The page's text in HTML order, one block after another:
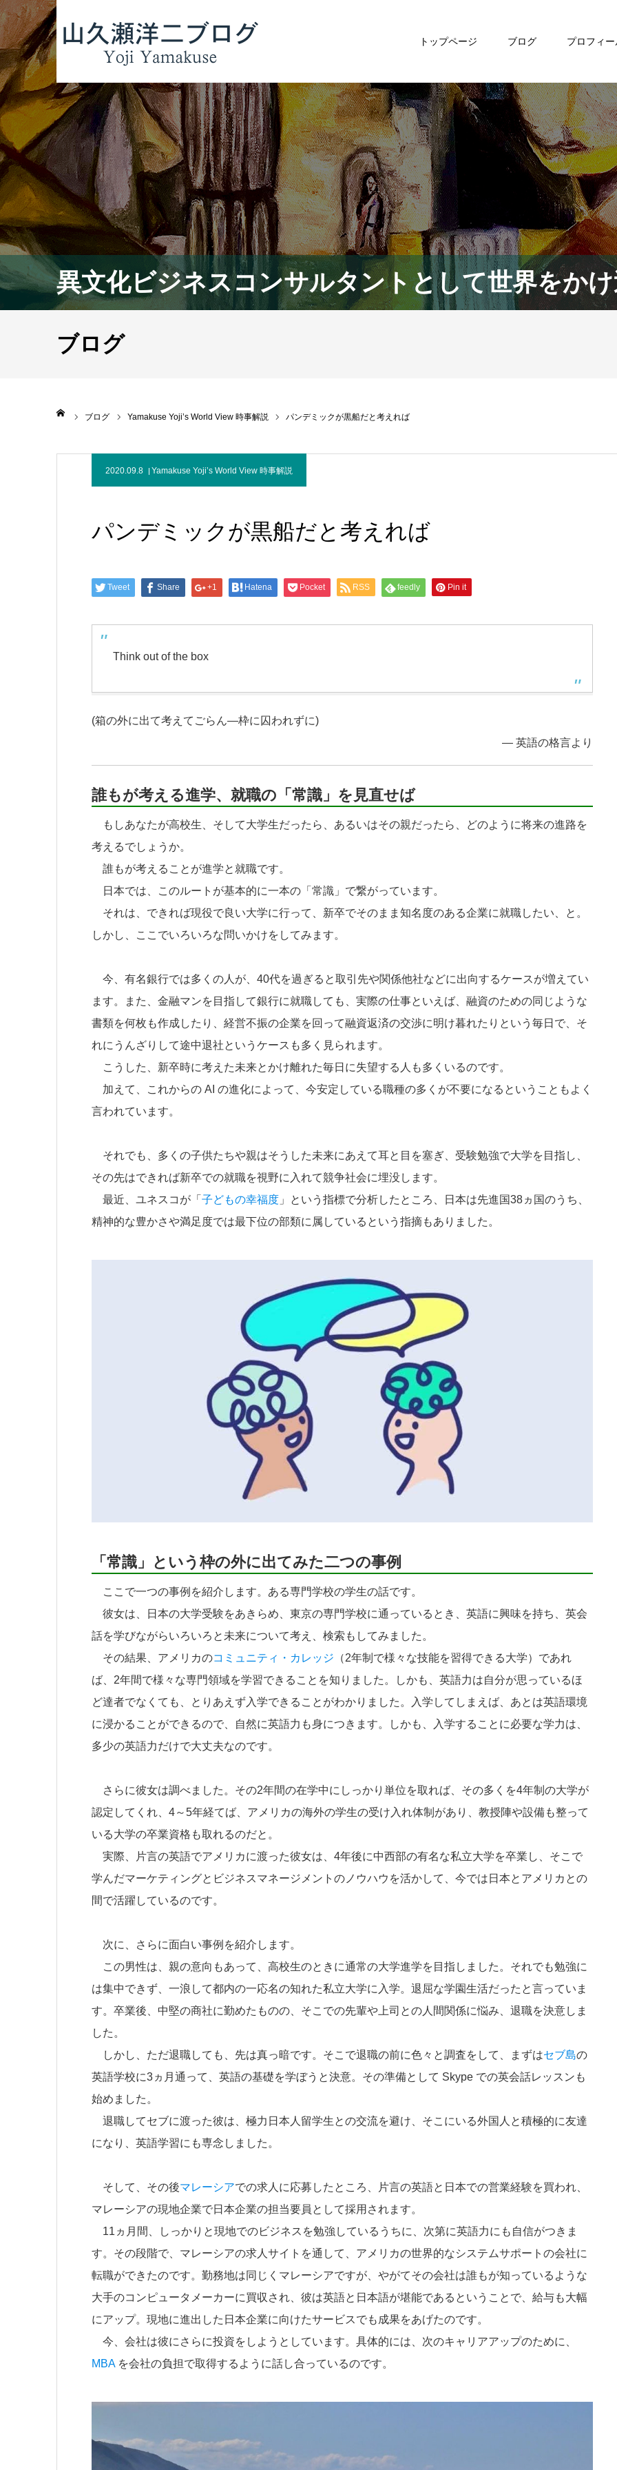
トップページ ブログ プロフィー
異文化ビジネスコンサルタントとして世界をか
ブログ
ブログ Yamakuse Yoji’s World View 時事解説 パンデミックが黒船だと考えれば
2020.09.8 Yamakuse Yoji’s World View 時事解説
パンデミックが黒船だと考えれば
Tweet Share +1 Hatena Pocket RSS feedly Pin it
Think out of the box
(箱の外に出て考えてごらん―枠に囚われずに)
― 英語の格言より
誰もが考える進学、就職の「常識」を見直せば
もしあなたが高校生、そして大学生だったら、あるいはその親だったら、どのように将来の進路を
考えるでしょうか。
誰もが考えることが進学と就職です。
日本では、このルートが基本的に一本の「常識」で繋がっています。
それは、できれば現役で良い大学に行って、新卒でそのまま知名度のある企業に就職したい、と。
しかし、ここでいろいろな問いかけをしてみます。
今、有名銀行では多くの人が、40代を過ぎると取引先や関係他社などに出向するケースが増えてい
ます。また、金融マンを目指して銀行に就職しても、実際の仕事といえば、融資のための同じような
書類を何枚も作成したり、経営不振の企業を回って融資返済の交渉に明け暮れたりという毎日で、そ
れにうんざりして途中退社というケースも多く見られます。
こうした、新卒時に考えた未来とかけ離れた毎日に失望する人も多くいるのです。
加えて、これからの AI の進化によって、今安定している職種の多くが不要になるということもよく
言われています。
それでも、多くの子供たちや親はそうした未来にあえて耳と目を塞ぎ、受験勉強で大学を目指し、
その先はできれば新卒での就職を視野に入れて競争社会に埋没します。
最近、ユネスコが「 子どもの幸福度 」という指標で分析したところ、日本は先進国38ヵ国のうち、
精神的な豊かさや満足度では最下位の部類に属しているという指摘もありました。
「常識」という枠の外に出てみた二つの事例
ここで一つの事例を紹介します。ある専門学校の学生の話です。
彼女は、日本の大学受験をあきらめ、東京の専門学校に通っているとき、英語に興味を持ち、英会
話を学びながらいろいろと未来について考え、検索もしてみました。
その結果、アメリカのコミュニティ・カレッジ （2年制で様々な技能を習得できる大学）であれ
ば、2年間で様々な専門領域を学習できることを知りました。しかも、英語力は自分が思っているほ
ど達者でなくても、とりあえず入学できることがわかりました。入学してしまえば、あとは英語環境
に浸かることができるので、自然に英語力も身につきます。しかも、入学することに必要な学力は、
多少の英語力だけで大丈夫なのです。
さらに彼女は調べました。その2年間の在学中にしっかり単位を取れば、その多くを4年制の大学が
認定してくれ、4～5年経てば、アメリカの海外の学生の受け入れ体制があり、教授陣や設備も整って
いる大学の卒業資格も取れるのだと。
実際、片言の英語でアメリカに渡った彼女は、4年後に中西部の有名な私立大学を卒業し、そこで
学んだマーケティングとビジネスマネージメントのノウハウを活かして、今では日本とアメリカとの
間で活躍しているのです。
次に、さらに面白い事例を紹介します。
この男性は、親の意向もあって、高校生のときに通常の大学進学を目指しました。それでも勉強に
は集中できず、一浪して都内の一応名の知れた私立大学に入学。退屈な学園生活だったと言っていま
す。卒業後、中堅の商社に勤めたものの、そこでの先輩や上司との人間関係に悩み、退職を決意しま
した。
しかし、ただ退職しても、先は真っ暗です。そこで退職の前に色々と調査をして、まずはセブ島の
英語学校に3ヵ月通って、英語の基礎を学ぼうと決意。その準備として Skype での英会話レッスンも
始めました。
退職してセブに渡った彼は、極力日本人留学生との交流を避け、そこにいる外国人と積極的に友達
になり、英語学習にも専念しました。
そして、その後マレーシアでの求人に応募したところ、片言の英語と日本での営業経験を買われ、
マレーシアの現地企業で日本企業の担当要員として採用されます。
11ヵ月間、しっかりと現地でのビジネスを勉強しているうちに、次第に英語力にも自信がつきま
す。その段階で、マレーシアの求人サイトを通して、アメリカの世界的なシステムサポートの会社に
転職ができたのです。勤務地は同じくマレーシアですが、やがてその会社は誰もが知っているような
大手のコンピュータメーカーに買収され、彼は英語と日本語が堪能であるということで、給与も大幅
にアップ。現地に進出した日本企業に向けたサービスでも成果をあげたのです。
今、会社は彼にさらに投資をしようとしています。具体的には、次のキャリアアップのために、
MBAを会社の負担で取得するように話し合っているのです。